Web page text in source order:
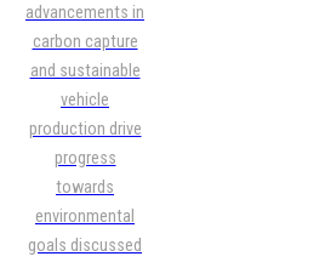
advancements in
carbon capture
and sustainable
vehicle
production drive
progress
towards
environmental
goals discussed